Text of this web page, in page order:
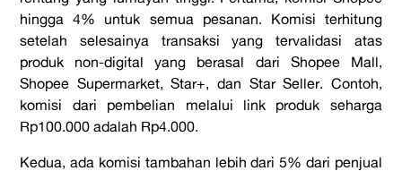
hingga 4% untuk semua pesanan. Komisi terhitung
setelah selesainya transaksi yang tervalidasi atas
produk non-digital yang berasal dari Shopee Mall,
Shopee Supermarket,Star+, dan Star Seller. Contoh,
komisi dari pembelian melalui link produk seharga
Rp100.000 adalah Rp4.000.
Kedua, ada komisi tambahan lebih dari 5% dari penjual